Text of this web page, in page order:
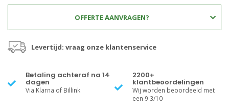
OFFERTE AANVRAGEN?
Levertijd: vraag onze klantenservice
Betaling achteraf na 14
dagen
Via Klarna of Billink
2200+
klantbeoordelingen
Wij worden beoordeeld met
een 9.3/10